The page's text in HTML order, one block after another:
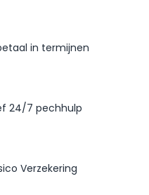
in termijnen
24/7 pechhulp
Verzekering